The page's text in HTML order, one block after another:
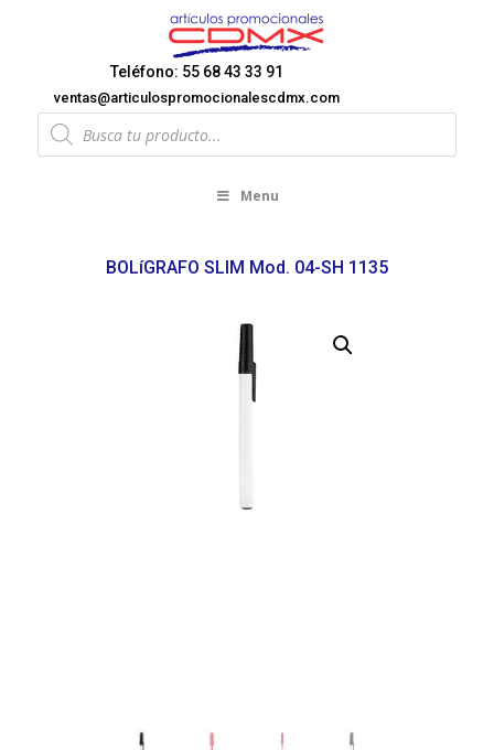
Teléfono: 55 68 43 33 91
ventas@articulospromocionalescdmx.com
Products
search
Menu
BOLíGRAFO SLIM Mod. 04-SH 1135